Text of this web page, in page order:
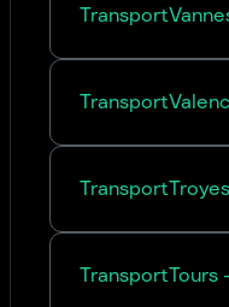
Transport
Transport
TransportTroyes
TransportTours